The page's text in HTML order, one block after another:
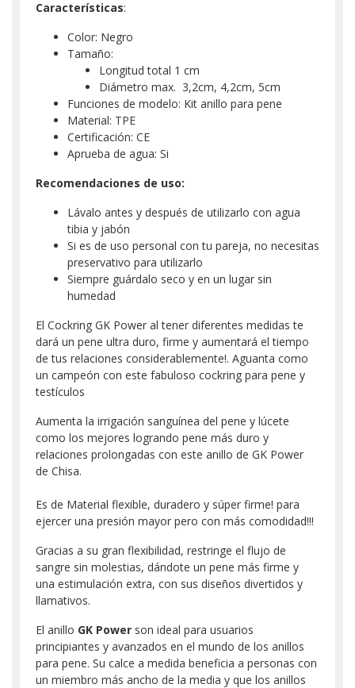
Características:
Color: Negro
Tamaño:
Longitud total 1 cm
Diámetro max. 3,2cm, 4,2cm, 5cm
Funciones de modelo: Kit anillo para pene
Material: TPE
Certificación: CE
Aprueba de agua: Si
Recomendaciones de uso:
Lávalo antes y después de utilizarlo con agua
tibia y jabón
Si es de uso personal con tu pareja, no necesitas
preservativo para utilizarlo
Siempre guárdalo seco y en un lugar sin
humedad
El Cockring GK Power al tener diferentes medidas te
dará un pene ultra duro, firme y aumentará el tiempo
de tus relaciones considerablemente!. Aguanta como
un campeón con este fabuloso cockring para pene y
testículos
Aumenta la irrigación sanguínea del pene y lúcete
como los mejores logrando pene más duro y
relaciones prolongadas con este anillo de GK Power
de Chisa.
Es de Material flexible, duradero y súper firme! para
ejercer una presión mayor pero con más comodidad!!!
Gracias a su gran flexibilidad, restringe el flujo de
sangre sin molestias, dándote un pene más firme y
una estimulación extra, con sus diseños divertidos y
llamativos.
El anillo GK Power son ideal para usuarios
principiantes y avanzados en el mundo de los anillos
para pene. Su calce a medida beneficia a personas con
un miembro más ancho de la media y que los anillos